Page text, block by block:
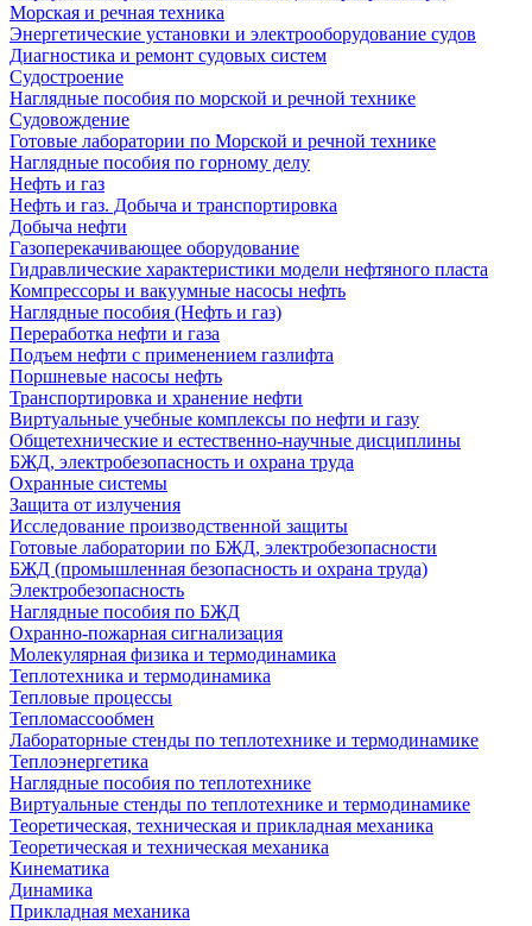
Морская и речная техника
Энергетические установки и электрооборудование судов
Диагностика и ремонт судовых систем
Судостроение
Наглядные пособия по морской и речной технике
Судовождение
Готовые лаборатории по Морской и речной технике
Наглядные пособия по горному делу
Нефть и газ
Нефть и газ. Добыча и транспортировка
Добыча нефти
Газоперекачивающее оборудование
Гидравлические характеристики модели нефтяного пласта
Компрессоры и вакуумные насосы нефть
Наглядные пособия (Нефть и газ)
Переработка нефти и газа
Подъем нефти с применением газлифта
Поршневые насосы нефть
Транспортировка и хранение нефти
Виртуальные учебные комплексы по нефти и газу
Общетехнические и естественно-научные дисциплины
БЖД, электробезопасность и охрана труда
Охранные системы
Защита от излучения
Исследование производственной защиты
Готовые лаборатории по БЖД, электробезопасности
БЖД (промышленная безопасность и охрана труда)
Электробезопасность
Наглядные пособия по БЖД
Охранно-пожарная сигнализация
Молекулярная физика и термодинамика
Теплотехника и термодинамика
Тепловые процессы
Тепломассообмен
Лабораторные стенды по теплотехнике и термодинамике
Теплоэнергетика
Наглядные пособия по теплотехнике
Виртуальные стенды по теплотехнике и термодинамике
Теоретическая, техническая и прикладная механика
Теоретическая и техническая механика
Кинематика
Динамика
Прикладная механика